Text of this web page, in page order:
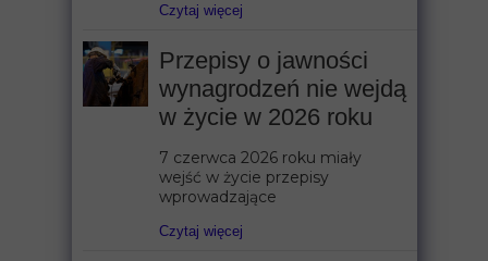
Czytaj więcej
Przepisy o jawności
wynagrodzeń nie wejdą
w życie w 2026 roku
7 czerwca 2026 roku miały
wejść w życie przepisy
wprowadzające
Czytaj więcej